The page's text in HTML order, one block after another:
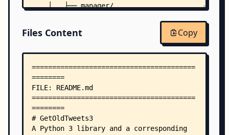
    │   ├── manager/
    │   │   └── TweetManager.py
    │       ├── __init__.py
    │       └── Tweet.py
    ├── tests/
    │   └── test_main.py
    └── .github/
        └── ISSUE_TEMPLATE/
            └── bug_report.md
Files Content Copy